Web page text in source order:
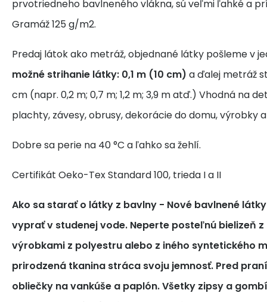
prvotriedneho bavlneného vlákna, sú veľmi ľahké a
Gramáž 125 g/m2.
Predaj látok ako metráž, objednané látky pošleme v
možné strihanie látky: 0,1 m (10 cm) a ďalej metráž
cm (napr. 0,2 m; 0,7 m; 1,2 m; 3,9 m atď.) Vhodná na
plachty, závesy, obrusy, dekorácie do domu, výrobky
Dobre sa perie na 40 °C a ľahko sa žehlí.
Certifikát Oeko-Tex Standard 100, trieda I a II
Ako sa starať o látky z bavlny - Nové bavlnené
vyprať v studenej vode. Neperte posteľnú bielizeň
výrobkami z polyestru alebo z iného syntetického
prirodzená tkanina stráca svoju jemnosť. Pred
obliečky na vankúše a paplón. Všetky zipsy a